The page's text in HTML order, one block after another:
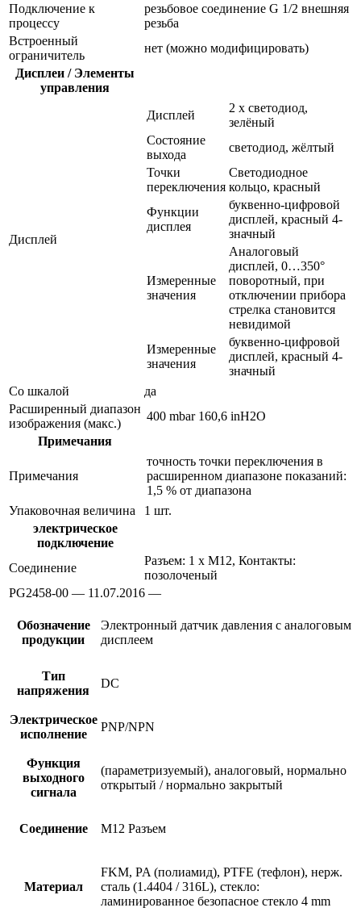
Подключение к
процессу
резьбовое соединение G 1/2 внешняя
резьба
Встроенный
ограничитель
нет (можно модифицировать)
Дисплеи / Элементы
управления
Дисплей
Дисплей
2 x светодиод,
зелёный
Состояние
выхода
светодиод, жёлтый
Точки
переключения
Светодиодное
кольцо, красный
Функции
дисплея
буквенно-цифровой
дисплей, красный 4-
значный
Измеренные
значения
Аналоговый
дисплей, 0…350°
поворотный, при
отключении прибора
стрелка становится
невидимой
Измеренные
значения
буквенно-цифровой
дисплей, красный 4-
значный
Со шкалой
да
Расширенный диапазон
изображения (макс.)
400 mbar 160,6 inH2O
Примечания
Примечания
точность точки переключения в
расширенном диапазоне показаний:
1,5 % от диапазона
Упаковочная величина
1 шт.
электрическое
подключение
Соединение
Разъем: 1 x M12, Контакты:
позолоченый
PG2458-00 — 11.07.2016 —
Обозначение
продукции
Электронный датчик давления с аналоговым
дисплеем
Тип
напряжения
DC
Электрическое
исполнение
PNP/NPN
Функция
выходного
сигнала
(параметризуемый), аналоговый, нормально
открытый / нормально закрытый
Соединение M12 Разъем
Материал
FKM, PA (полиамид), PTFE (тефлон), нерж.
сталь (1.4404 / 316L), стекло:
ламинированное безопасное стекло 4 mm